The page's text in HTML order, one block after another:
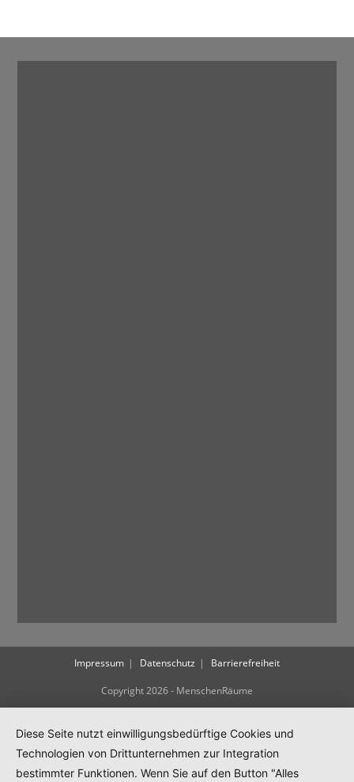
Impressum Datenschutz Barrierefreiheit
Copyright 2026 - MenschenRäume
Diese Seite nutzt einwilligungsbedürftige Cookies und
Technologien von Drittunternehmen zur Integration
bestimmter Funktionen. Wenn Sie auf den Button "Alles